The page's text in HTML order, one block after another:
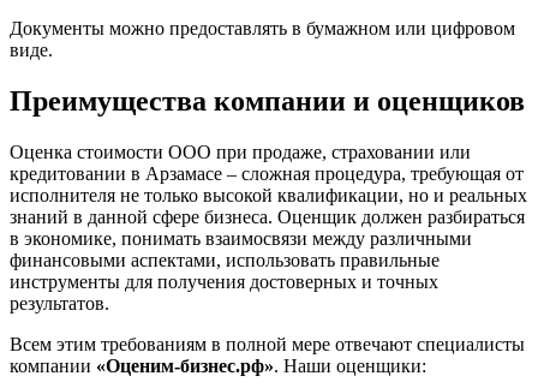
Документы можно предоставлять в бумажном или цифровом
виде.
Преимущества компании и оценщиков
Оценка стоимости ООО при продаже, страховании или
кредитовании в Арзамасе – сложная процедура, требующая от
исполнителя не только высокой квалификации, но и реальных
знаний в данной сфере бизнеса. Оценщик должен разбираться
в экономике, понимать взаимосвязи между различными
финансовыми аспектами, использовать правильные
инструменты для получения достоверных и точных
результатов.
Всем этим требованиям в полной мере отвечают специалисты
компании «Оценим-бизнес.рф». Наши оценщики:
Ермолино
Железногорск
Железногорск-Илимский
Жуковский
Заводоуковск
Заозерный
Заполярный
Зарайск
Заречный
Заринск
Звенигород
Зеленоград